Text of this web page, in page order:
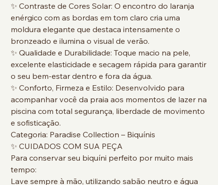
✨ Contraste de Cores Solar: O encontro do laranja
enérgico com as bordas em tom claro cria uma
moldura elegante que destaca intensamente o
bronzeado e ilumina o visual de verão.
✨ Qualidade e Durabilidade: Toque macio na pele,
excelente elasticidade e secagem rápida para garantir
o seu bem-estar dentro e fora da água.
✨ Conforto, Firmeza e Estilo: Desenvolvido para
acompanhar você da praia aos momentos de lazer na
piscina com total segurança, liberdade de movimento
e sofisticação.
Categoria: Paradise Collection – Biquínis
✨ CUIDADOS COM SUA PEÇA
Para conservar seu biquíni perfeito por muito mais
tempo:
Lave sempre à mão, utilizando sabão neutro e água